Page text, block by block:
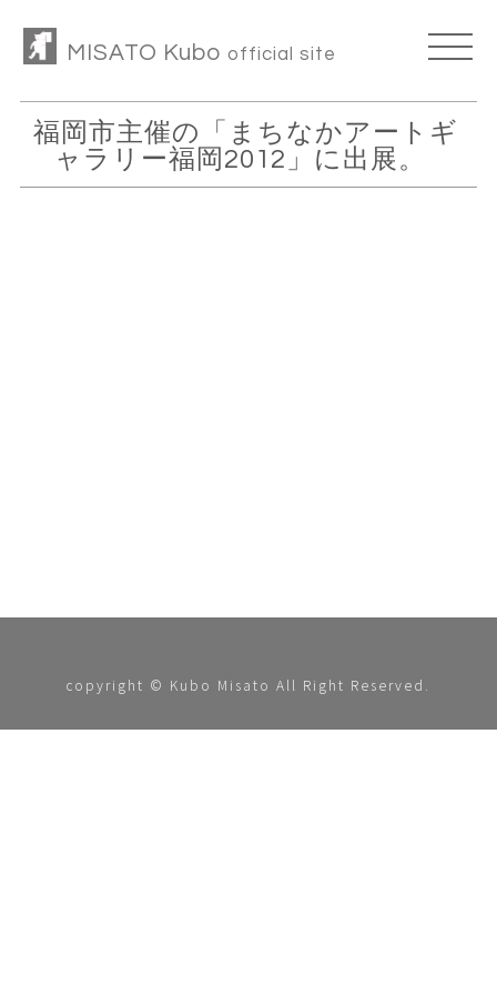
MISATO Kubo official site
福岡市主催の「まちなかアートギ
ャラリー福岡2012」に出展。
copyright © Kubo Misato All Right Reserved.